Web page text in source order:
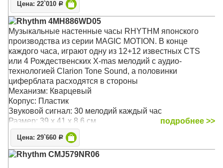
Цена: 22`010 Р
Rhythm 4MH886WD05
Музыкальные настенные часы RHYTHM японского
производства из серии MAGIC MOTION. В конце
каждого часа, играют одну из 12+12 известных CTS
или 4 Рождественских X-mas мелодий с аудио-
технологией Clarion Tone Sound, а половинки
циферблата расходятся в стороны
Механизм: Кварцевый
Корпус: Пластик
Звуковой сигнал: 30 мелодий каждый час
Размер: 39 х 41 х 8,6 см
подробнее >>
Цена: 29`660 Р
Rhythm CMJ579NR06